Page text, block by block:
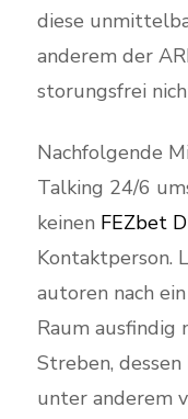
diese
anderem der
storungsfrei
Nachfolgende
Talking 24/6
keinen FEZbet
Kontaktperson.
autoren nach
Raum ausfindig
Streben,
unter anderem